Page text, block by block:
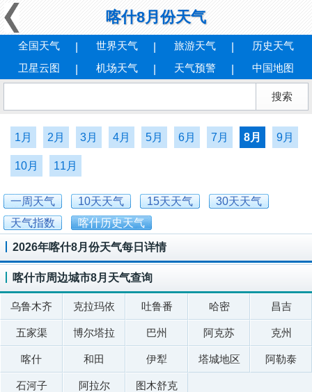
喀什8月份天气
全国天气 世界天气 旅游天气
历史天气
卫星云图
机场天气 天气预警 中国地图
1月 2月 3月 4月 5月 6月 7月 8月 9月
10月 11月
一周天气 10天天气 15天天气
30天天气
天气指数
喀什历史天气
2026年喀什8月份天气每日详情
喀什市周边城市8月天气查询
乌鲁木齐 克拉玛依 吐鲁番 哈密 昌吉
五家渠 博尔塔拉 巴州 阿克苏 克州
喀什 和田 伊犁 塔城地区 阿勒泰
石河子 阿拉尔 图木舒克